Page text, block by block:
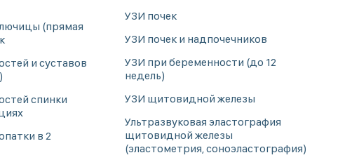
(прямая
и суставов
спинки
в 2
УЗИ почек
УЗИ почек и надпочечников
УЗИ при беременности (до 12
недель)
УЗИ щитовидной железы
Ультразвуковая эластография
щитовидной железы
(эластометрия, соноэластография)